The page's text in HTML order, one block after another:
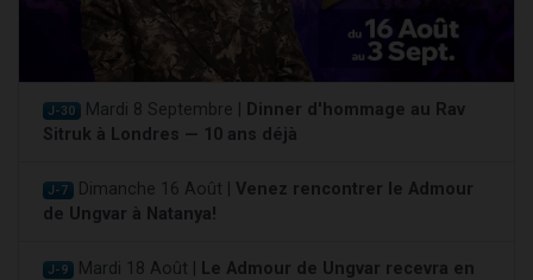
J-30 Mardi 8 Septembre |
Dinner d'hommage au Rav
Sitruk à Londres — 10 ans déjà
J-7 Dimanche 16 Août | Venez rencontrer le Admour
de Ungvar à Natanya!
J-9 Mardi 18 Août |
Le Admour de Ungvar recevra en